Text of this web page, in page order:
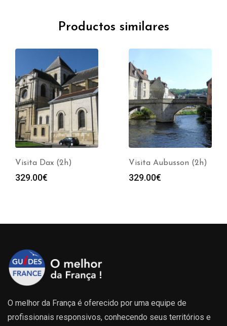
Productos similares
Visita Dax (2h)
329.00€
Visita Aubusson (2h)
329.00€
O melhor da França é oferecido por uma equipe de
profissionais responsivos, conhecendo seus territórios e